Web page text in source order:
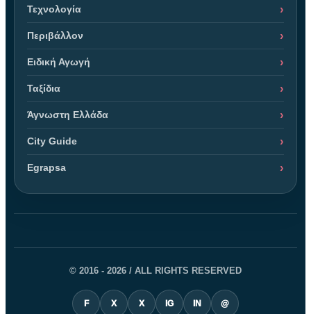
Τεχνολογία
Περιβάλλον
Ειδική Αγωγή
Ταξίδια
Άγνωστη Ελλάδα
City Guide
Egrapsa
© 2016 - 2026 / ALL RIGHTS RESERVED
F X X IG IN @